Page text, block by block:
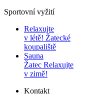
Sportovní vyžití
Relaxujte
v létě! Žatecké
koupaliště
Sauna
Žatec Relaxujte
v zimě!
Kontakt